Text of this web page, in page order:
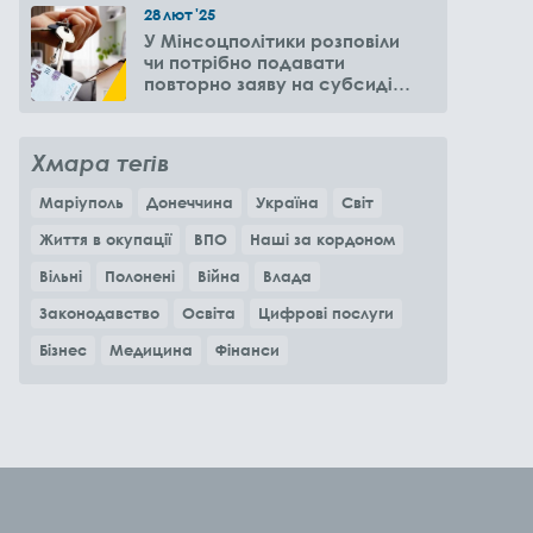
28лют'25
У Мінсоцполітики розповіли
чи потрібно подавати
повторно заяву на субсидію
Хмара тегів
Маріуполь Донеччина Україна
Світ
Життя в окупації
ВПО
Наші за кордоном
Вільні
Полонені Війна
Влада
Законодавство
Освіта
Цифрові послуги
Бізнес
Медицина Фінанси